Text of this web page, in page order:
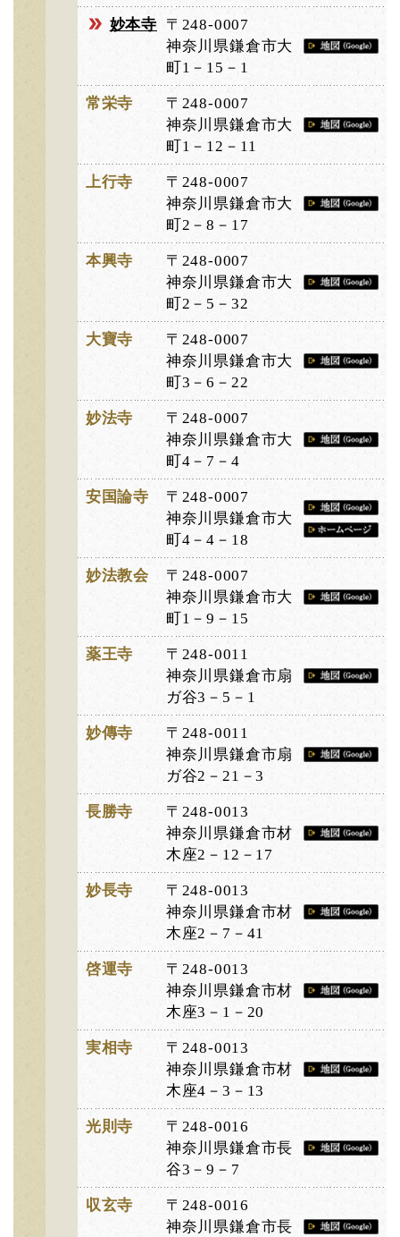
妙本寺
〒248-0007
神奈川県鎌倉市大
町1－15－1
常栄寺
〒248-0007
神奈川県鎌倉市大
町1－12－11
上行寺
〒248-0007
神奈川県鎌倉市大
町2－8－17
本興寺
〒248-0007
神奈川県鎌倉市大
町2－5－32
大寶寺
〒248-0007
神奈川県鎌倉市大
町3－6－22
妙法寺
〒248-0007
神奈川県鎌倉市大
町4－7－4
安国論寺
〒248-0007
神奈川県鎌倉市大
町4－4－18
妙法教会
〒248-0007
神奈川県鎌倉市大
町1－9－15
薬王寺
〒248-0011
神奈川県鎌倉市扇
ガ谷3－5－1
妙傳寺
〒248-0011
神奈川県鎌倉市扇
ガ谷2－21－3
長勝寺
〒248-0013
神奈川県鎌倉市材
木座2－12－17
妙長寺
〒248-0013
神奈川県鎌倉市材
木座2－7－41
啓運寺
〒248-0013
神奈川県鎌倉市材
木座3－1－20
実相寺
〒248-0013
神奈川県鎌倉市材
木座4－3－13
光則寺
〒248-0016
神奈川県鎌倉市長
谷3－9－7
収玄寺
〒248-0016
神奈川県鎌倉市長